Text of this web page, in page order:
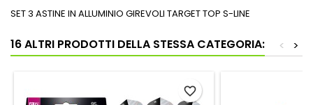
SET 3 ASTINE IN ALLUMINIO GIREVOLI TARGET TOP S-LINE
16 ALTRI PRODOTTI DELLA STESSA CATEGORIA: >
<
favorite_border